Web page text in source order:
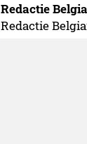
Redactie
Redactie
bereikbaar